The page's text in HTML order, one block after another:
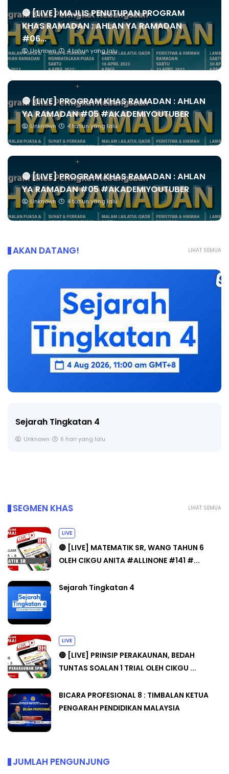
🔴 [LIVE] MAJLIS PENUTUPAN PROGRAM
KHAS RAMADAN : AHLAN YA RAMADAN
#06...
Unknown 4 tahun yang lalu
🔴 [LIVE] PROGRAM KHAS RAMADAN : AHLAN
YA RAMADAN #05 #AKADEMIYOUTUBER
Unknown 4 tahun yang lalu
🔴 [LIVE] PROGRAM KHAS RAMADAN : AHLAN
YA RAMADAN #05 #AKADEMIYOUTUBER
Unknown 4 tahun yang lalu
LIHAT SEMUA
AKAN DATANG!
Sejarah Tingkatan 4
Unknown 6 hari yang lalu
LIHAT SEMUA
SEGMEN KHAS
LIVE
🔴 [LIVE] MATEMATIK SR, WANG TAHUN 6
OLEH CIKGU ANITA #ALLINONE #141 #...
Sejarah Tingkatan 4
LIVE
🔴 [LIVE] PRINSIP PERAKAUNAN, BEDAH
TUNTAS SOALAN 1 TRIAL OLEH CIKGU ...
BICARA PROFESIONAL 8 : TIMBALAN KETUA
PENGARAH PENDIDIKAN MALAYSIA
JUMLAH PENGUNJUNG